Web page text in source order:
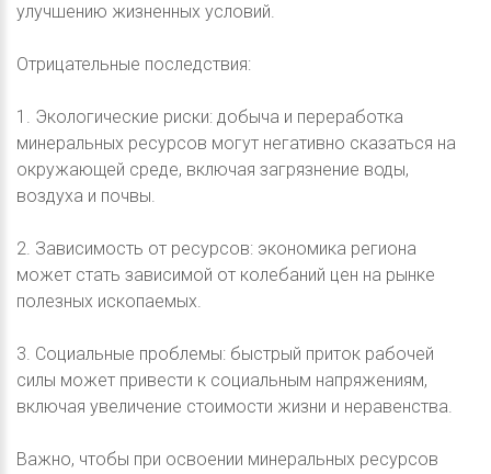
улучшению жизненных условий.
Отрицательные последствия:
1. Экологические риски: добыча и переработка
минеральных ресурсов могут негативно сказаться на
окружающей среде, включая загрязнение воды,
воздуха и почвы.
2. Зависимость от ресурсов: экономика региона
может стать зависимой от колебаний цен на рынке
полезных ископаемых.
3. Социальные проблемы: быстрый приток рабочей
силы может привести к социальным напряжениям,
включая увеличение стоимости жизни и неравенства.
Важно, чтобы при освоении минеральных ресурсов